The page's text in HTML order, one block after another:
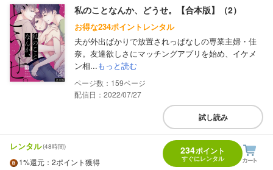
私のことなんか、どうせ。【合本版】（2）
お得な234ポイントレンタル
夫が外出ばかりで放置されっぱなしの専業主婦・佳
奈。友達欲しさにマッチングアプリを始め、イケメ
ン相...もっと読む
159
配信日：2022/07/27
試し読み
レンタル(48時間)
1%還元 ：2ポイント獲得
234ポイント
すぐにレンタル